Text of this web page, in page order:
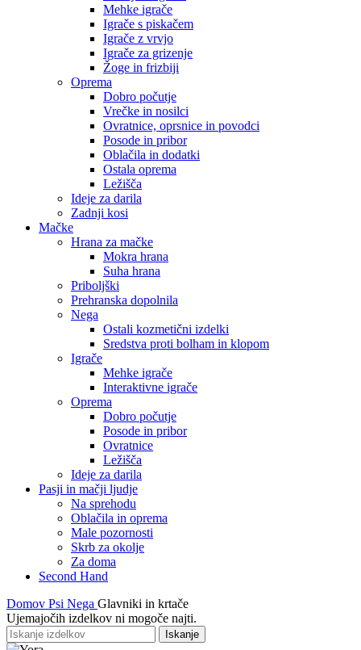
Mehke igrače
Igrače s piskačem
Igrače z vrvjo
Igrače za grizenje
Žoge in frizbiji
Oprema
Dobro počutje
Vrečke in nosilci
Ovratnice, oprsnice in povodci
Posode in pribor
Oblačila in dodatki
Ostala oprema
Ležišča
Ideje za darila
Zadnji kosi
Mačke
Hrana za mačke
Mokra hrana
Suha hrana
Priboljški
Prehranska dopolnila
Nega
Ostali kozmetični izdelki
Sredstva proti bolham in klopom
Igrače
Mehke igrače
Interaktivne igrače
Oprema
Dobro počutje
Posode in pribor
Ovratnice
Ležišča
Ideje za darila
Pasji in mačji ljudje
Na sprehodu
Oblačila in oprema
Male pozornosti
Skrb za okolje
Za doma
Second Hand
Domov Psi Nega Glavniki in krtače
Ujemajočih izdelkov ni mogoče najti.
Iskanje